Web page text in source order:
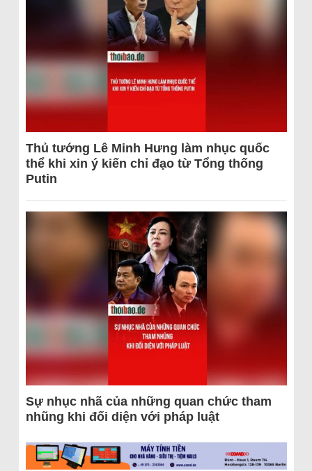
Thủ tướng Lê Minh Hưng làm nhục quốc
thể khi xin ý kiến chỉ đạo từ Tổng thống
Putin
Sự nhục nhã của những quan chức tham
nhũng khi đối diện với pháp luật